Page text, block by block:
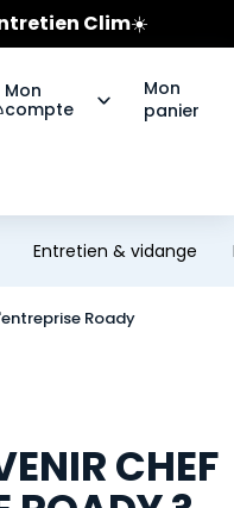
Clim☀️
les pneus Bridgestone
Mon
compte
Mon
panier
Entretien & vidange
Roady
CHEF